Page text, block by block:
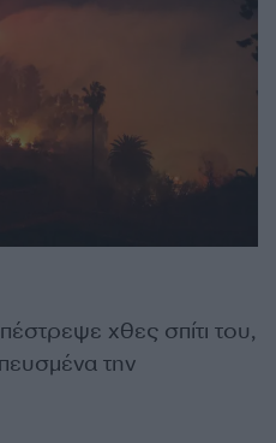
χθες σπίτι του,
την